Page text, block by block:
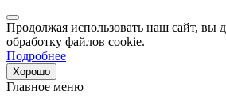
Продолжая использовать наш сайт, вы
обработку файлов cookie.
Подробнее
Хорошо
Главное меню